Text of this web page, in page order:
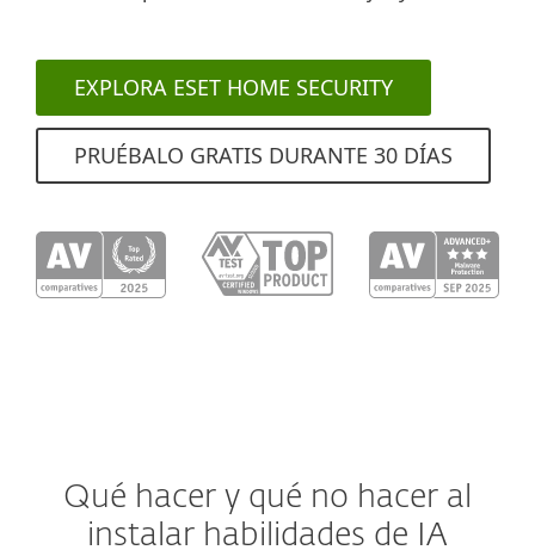
EXPLORA ESET HOME SECURITY
PRUÉBALO GRATIS DURANTE 30 DÍAS
Qué hacer y qué no hacer al
instalar habilidades de IA